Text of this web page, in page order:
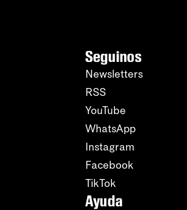
Seguinos
Newsletters
RSS
YouTube
WhatsApp
Instagram
Facebook
TikTok
Ayuda